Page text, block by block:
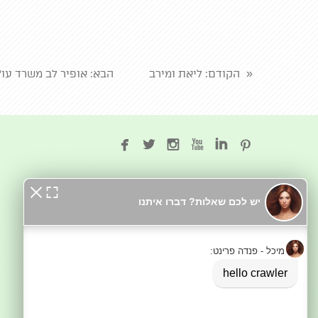
« הקודם: ליאת ומירב הבא: אופיר לב משרד
     
בקרו אותנו בטיקטוק
מדיניות פרטיות
שאלות ותשובות